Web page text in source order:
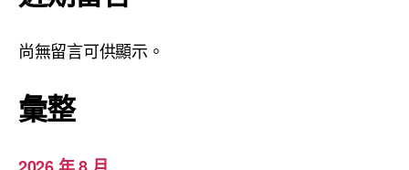
尚無留言可供顯示。
彙整